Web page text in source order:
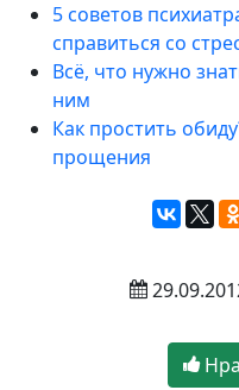
5 советов
справиться со
Всё, что нужно
ним
Как простить
прощения